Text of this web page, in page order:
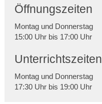
Öffnungszeiten
Montag und Donnerstag
15:00 Uhr bis 17:00 Uhr
Unterrichtszeiten
Montag und Donnerstag
17:30 Uhr bis 19:00 Uhr